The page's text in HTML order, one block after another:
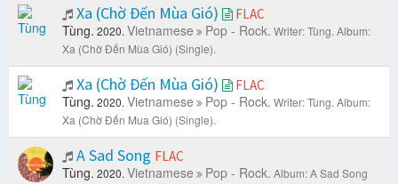
Xa (Chờ Đến Mùa Gió) FLAC
Tùng. 2020. Vietnamese Pop - Rock. Writer: Tùng. Album:
Xa (Chờ Đến Mùa Gió) (Single).
Xa (Chờ Đến Mùa Gió) FLAC
Tùng. 2020. Vietnamese Pop - Rock. Writer: Tùng. Album:
Xa (Chờ Đến Mua Gió) (Single).
A Sad Song FLAC
Tùng. 2020. Vietnamese Pop - Rock. Album: A Sad Song